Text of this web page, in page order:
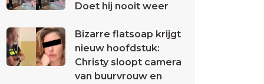
Doet hij nooit weer
Bizarre flatsoap krijgt
nieuw hoofdstuk:
Christy sloopt camera
van buurvrouw en